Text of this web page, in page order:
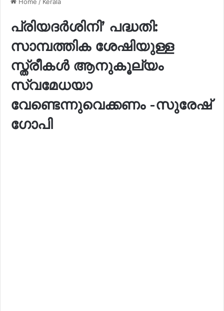
Home / Kerala
പ്രിയദർശിനി’ പദ്ധതി:
സാമ്പത്തിക ശേഷിയുള്ള
സ്ത്രീകൾ ആനുകൂല്യം
സ്വമേധയാ
വേണ്ടെന്നുവെക്കണം -സുരേഷ്
ഗോപി